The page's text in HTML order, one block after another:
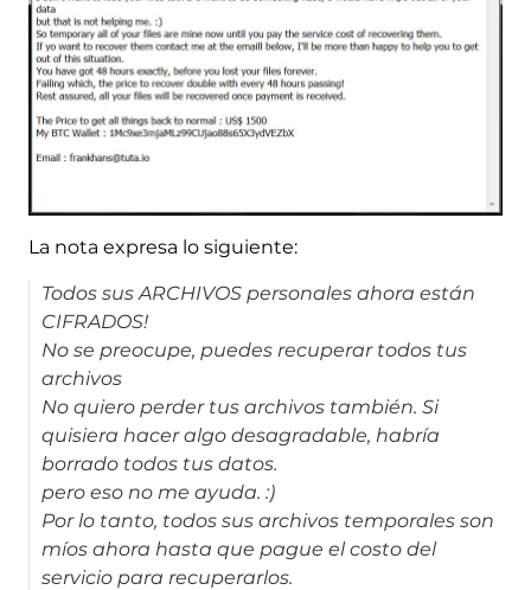
La nota expresa lo siguiente:
Todos sus ARCHIVOS personales ahora están
CIFRADOS!
No se preocupe, puedes recuperar todos tus
archivos
No quiero perder tus archivos también. Si
quisiera hacer algo desagradable, habría
borrado todos tus datos.
pero eso no me ayuda. :)
Por lo tanto, todos sus archivos temporales son
míos ahora hasta que pague el costo del
servicio para recuperarlos.